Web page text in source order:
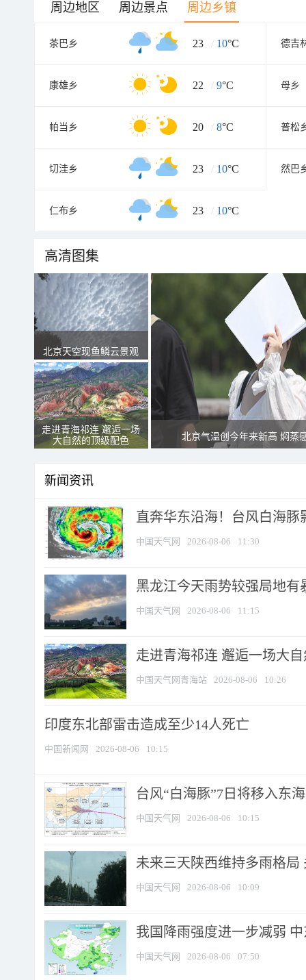
周边地区 周边景点 周边乡镇
茶巴乡 23 / 10°C 德吉
康雄乡 22 / 9°C 母乡
帕当乡 20 / 8°C 普松
切洼乡 23 / 10°C 然巴
仁布乡 23 / 10°C
高清图集
北京天空现鱼鳞云景观
走进青海祁连 邂逅一场
大自然的顶级配色
北京气温创今年来新高 焖蒸
新闻资讯
直奔华东沿海！台风白海豚
中国天气网 2026-08-06 11:30
黑龙江今天雨势较强局地有
中国天气网 2026-08-06 11:15
走进青海祁连 邂逅一场大
中国天气网青海站 2026-08-06 10:26
印度东北部雷击造成至少14人死亡
中国新闻网 2026-08-06 10:15
台风“白海豚”7日将移入东
中国天气网 2026-08-06 10:15
未来三天陕西维持多雨格局
中国天气网 2026-08-06 10:09
我国降雨强度进一步减弱
中国天气网 2026-08-06 07:50